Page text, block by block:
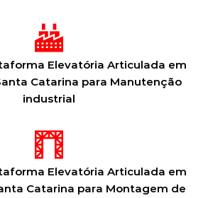
Elevatória Articulada em
Catarina para Manutenção
industrial
Elevatória Articulada em
Catarina para Montagem de